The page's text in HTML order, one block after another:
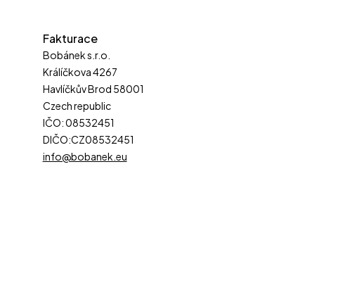
Fakturace
Bobánek s.r.o.
Králíčkova 4267
Havlíčkův Brod 58001
Czech republic
IČO: 08532451
DIČO:CZ08532451
info@bobanek.eu